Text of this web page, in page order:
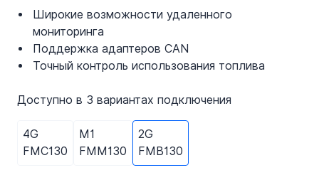
Широкие возможности удаленного
мониторинга
Поддержка адаптеров CAN
Точный контроль использования топлива
Доступно в 3 вариантах подключения
4G
FMC130
M1
FMM130
2G
FMB130